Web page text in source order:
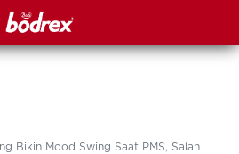
Bikin Mood Swing Saat PMS, Salah